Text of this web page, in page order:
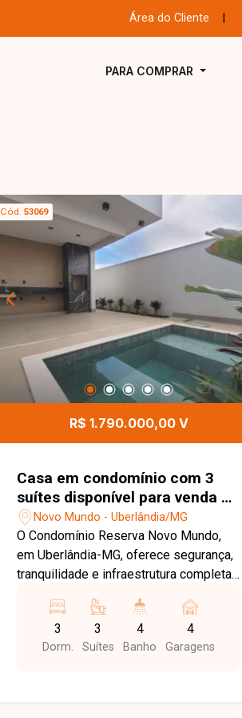
Área do Cliente
PARA COMPRAR
Cód. 53069
R$ 1.790.000,00 V
Casa em condomínio com 3
suítes disponível para venda no
bairro Novo Mundo em
Uberlândia-MG
Novo Mundo - Uberlândia/MG
O Condomínio Reserva Novo Mundo,
em Uberlândia-MG, oferece segurança,
tranquilidade e infraestrutura completa,
qualidade de vida para toda a família.
Com localização privilegiada e fácil
acesso às principais vias da cidade, é
3
Dorm.
3
Suítes
4
Banho
4
Garagens